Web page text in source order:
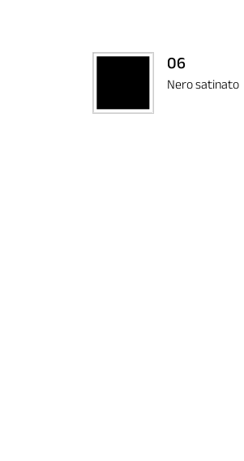
06
Nero satinato